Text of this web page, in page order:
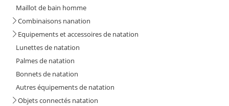
Maillot de bain homme
Combinaisons nanation
Equipements et accessoires de natation
Lunettes de natation
Palmes de natation
Bonnets de natation
Autres équipements de natation
Objets connectés natation